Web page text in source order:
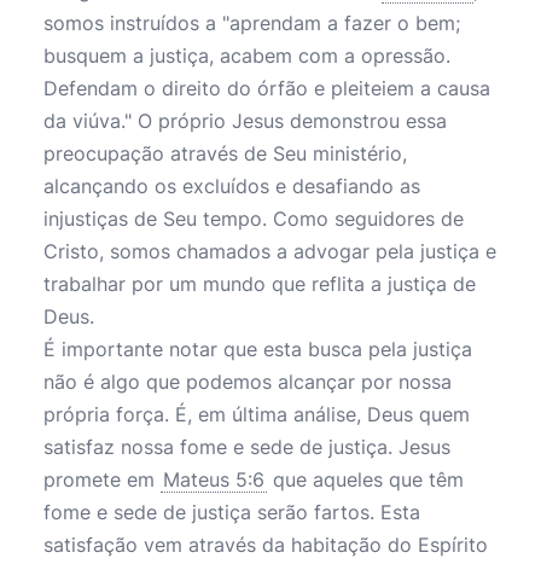
somos instruídos a "aprendam a fazer o bem;
busquem a justiça, acabem com a opressão.
Defendam o direito do órfão e pleiteiem a causa
da viúva." O próprio Jesus demonstrou essa
preocupação através de Seu ministério,
alcançando os excluídos e desafiando as
injustiças de Seu tempo. Como seguidores de
Cristo, somos chamados a advogar pela justiça e
trabalhar por um mundo que reflita a justiça de
Deus.
É importante notar que esta busca pela justiça
não é algo que podemos alcançar por nossa
própria força. É, em última análise, Deus quem
satisfaz nossa fome e sede de justiça. Jesus
promete em Mateus 5:6 que aqueles que têm
fome e sede de justiça serão fartos. Esta
satisfação vem através da habitação do Espírito